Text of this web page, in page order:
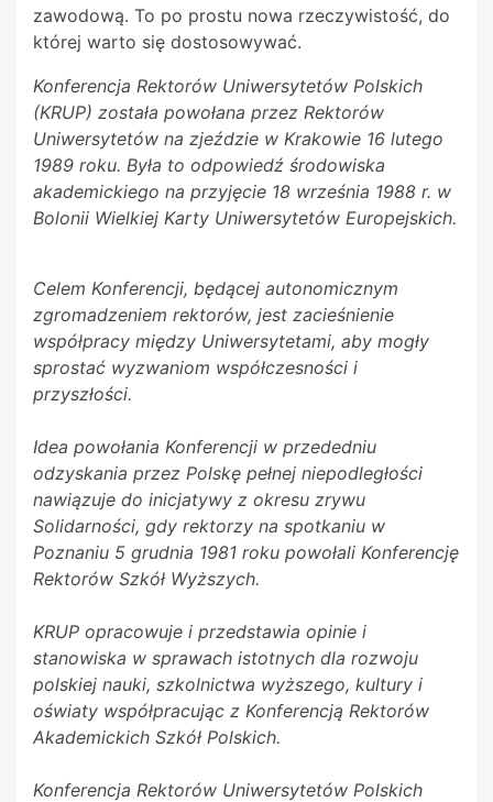
zawodową. To po prostu nowa rzeczywistość, do
której warto się dostosowywać.
Konferencja Rektorów Uniwersytetów Polskich
(KRUP) została powołana przez Rektorów
Uniwersytetów na zjeździe w Krakowie 16 lutego
1989 roku. Była to odpowiedź środowiska
akademickiego na przyjęcie 18 września 1988 r. w
Bolonii Wielkiej Karty Uniwersytetów Europejskich.
Celem Konferencji, będącej autonomicznym
zgromadzeniem rektorów, jest zacieśnienie
współpracy między Uniwersytetami, aby mogły
sprostać wyzwaniom współczesności i
przyszłości.
Idea powołania Konferencji w przededniu
odzyskania przez Polskę pełnej niepodległości
nawiązuje do inicjatywy z okresu zrywu
Solidarności, gdy rektorzy na spotkaniu w
Poznaniu 5 grudnia 1981 roku powołali Konferencję
Rektorów Szkół Wyższych.
KRUP opracowuje i przedstawia opinie i
stanowiska w sprawach istotnych dla rozwoju
polskiej nauki, szkolnictwa wyższego, kultury i
oświaty współpracując z Konferencją Rektorów
Akademickich Szkół Polskich.
Konferencja Rektorów Uniwersytetów Polskich